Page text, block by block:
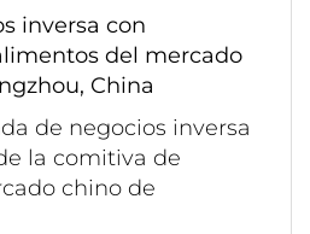
inversa con
del mercado
China
de negocios inversa
la comitiva de
chino de